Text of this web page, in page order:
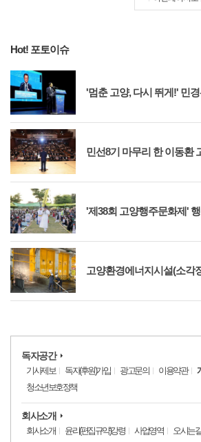
Hot! 포토이슈
'멈춘 고양, 다시 뛰게!' 민
민선8기 마무리 한 이동환
'제38회 고양행주문화제'
고양환경에너지시설(소각
독자공간
기사제보 독자(후원)가입 광고문의 이용약관
청소년보호정책
회사소개
회사소개 윤리(편집규약)강령 사업영역 오시는길